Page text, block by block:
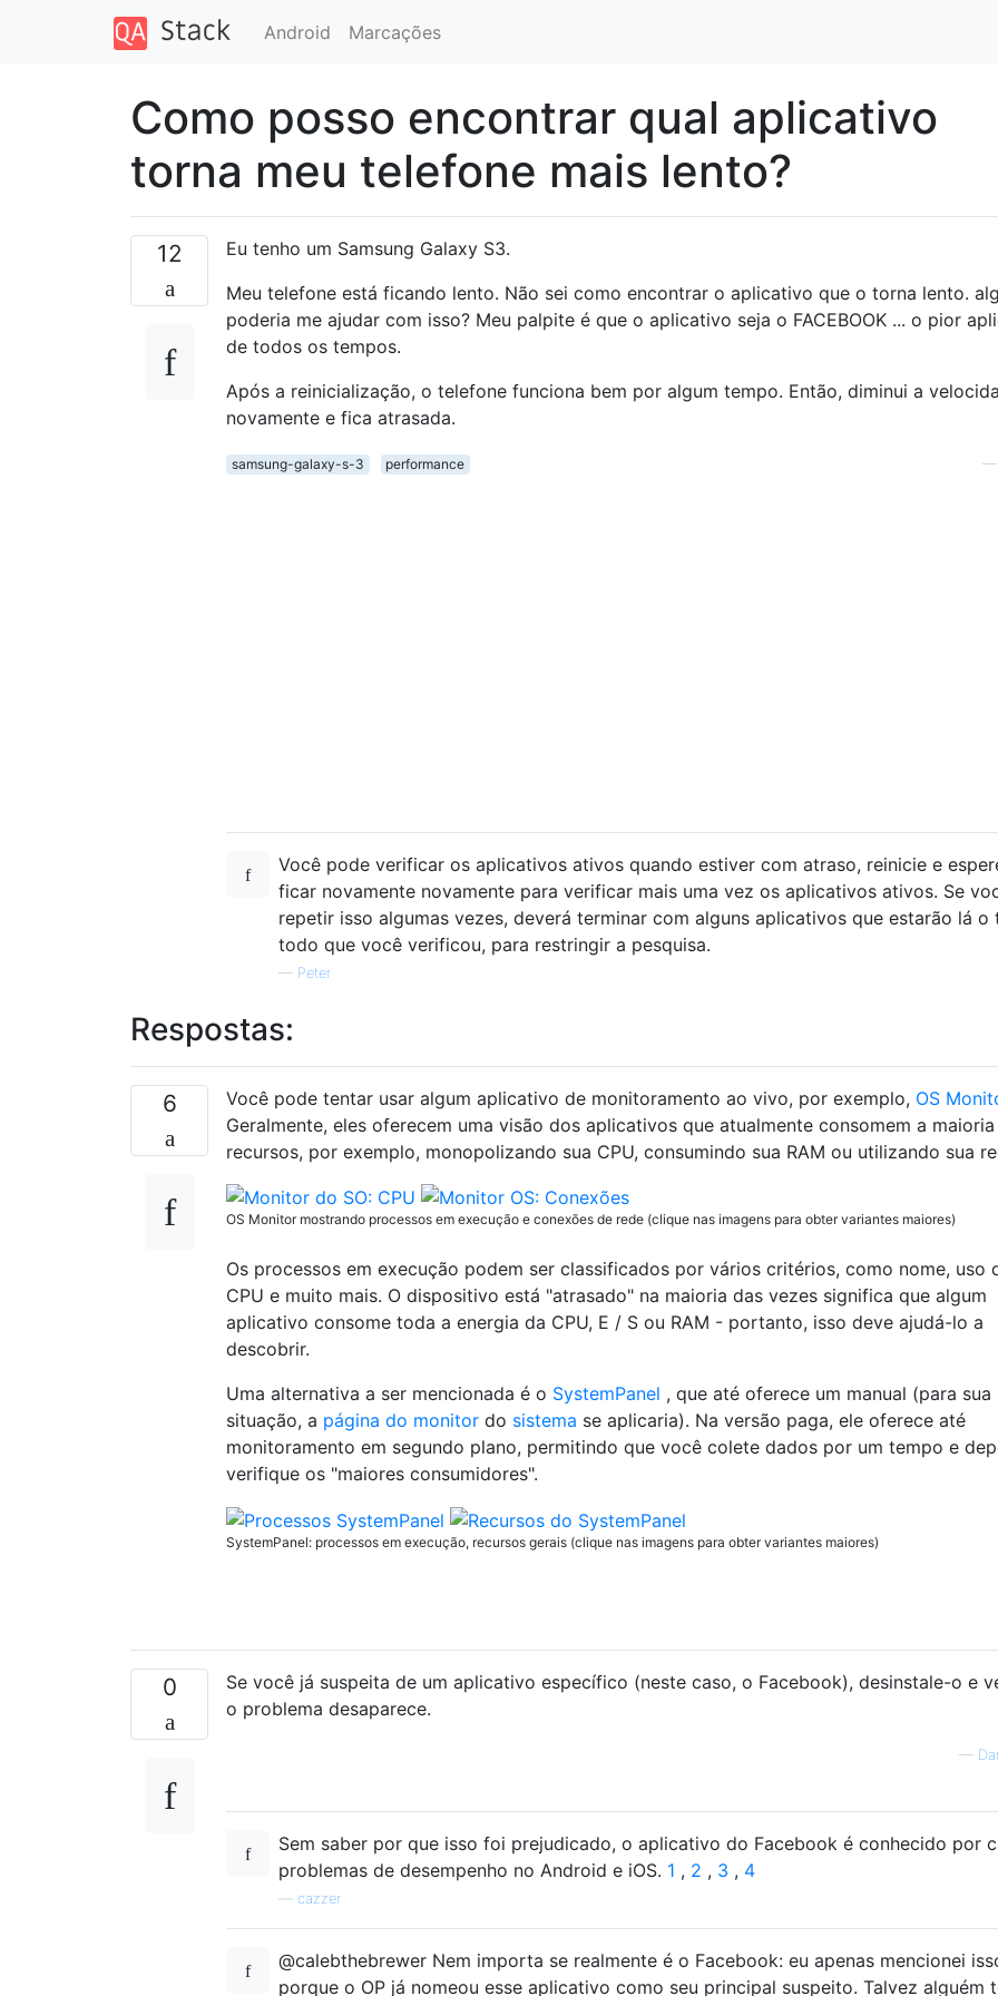
Android Marcações
Como posso encontrar qual aplicativo
torna meu telefone mais lento?
12
Eu tenho um Samsung Galaxy S3.
Meu telefone está ficando lento. Não sei como encontrar o aplicativo que o torna lento.
poderia me ajudar com isso? Meu palpite é que o aplicativo seja o FACEBOOK ... o pior
de todos os tempos.
Após a reinicialização, o telefone funciona bem por algum tempo. Então, diminui a
novamente e fica atrasada.
samsung-galaxy-s-3 performance —
Você pode verificar os aplicativos ativos quando estiver com atraso, reinicie e
ficar novamente novamente para verificar mais uma vez os aplicativos ativos. Se
repetir isso algumas vezes, deverá terminar com alguns aplicativos que estarão lá o
todo que você verificou, para restringir a pesquisa.
— Peter
Respostas:
6 Você pode tentar usar algum aplicativo de monitoramento ao vivo, por exemplo, OS
Geralmente, eles oferecem uma visão dos aplicativos que atualmente consomem a
recursos, por exemplo, monopolizando sua CPU, consumindo sua RAM ou utilizando sua
OS Monitor mostrando processos em execução e conexões de rede (clique nas imagens para obter variantes maiores)
Os processos em execução podem ser classificados por vários critérios, como nome, uso
CPU e muito mais. O dispositivo está "atrasado" na maioria das vezes significa que algum
aplicativo consome toda a energia da CPU, E / S ou RAM - portanto, isso deve ajudá-lo a
descobrir.
Uma alternativa a ser mencionada é o SystemPanel , que até oferece um manual (para sua
situação, a página do monitor do sistema se aplicaria). Na versão paga, ele oferece até
monitoramento em segundo plano, permitindo que você colete dados por um tempo e
verifique os "maiores consumidores".
SystemPanel: processos em execução, recursos gerais (clique nas imagens para obter variantes maiores)
0
Se você já suspeita de um aplicativo específico (neste caso, o Facebook), desinstale-o e
o problema desaparece.
—
Sem saber por que isso foi prejudicado, o aplicativo do Facebook é conhecido por
problemas de desempenho no Android e iOS. 1 , 2 , 3 , 4
cazzer
@calebthebrewer Nem importa se realmente é o Facebook: eu apenas mencionei
porque o OP já nomeou esse aplicativo como seu principal suspeito. Talvez alguém